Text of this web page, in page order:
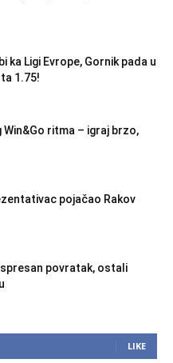
ka Ligi Evrope, Gornik pada u
1.75!
ritma – igraj brzo,
pojačao Rakov
povratak, ostali
LIKE